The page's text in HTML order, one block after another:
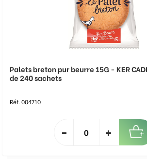
Palets breton pur beurre 15G - KER
de 240 sachets
Réf. 004710